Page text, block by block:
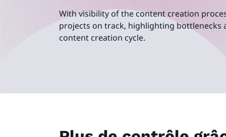
With visibility of the content creation
projects on track, highlighting bottlenecks
content creation cycle.